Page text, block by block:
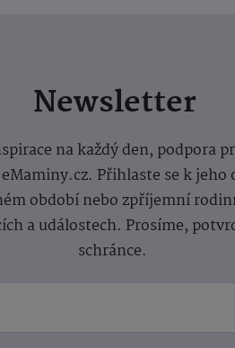
Newsletter
na každý den, podpora
Přihlaste se k
období nebo zpříjemní
a událostech. Prosíme,
schránce.